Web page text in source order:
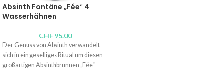
Absinth Fontäne „Fée“ 4
Wasserhähnen
CHF95.00
Der Genuss von Absinth verwandelt
sich in ein geselliges Ritual um diesen
großartigen Absinthbrunnen „Fée“